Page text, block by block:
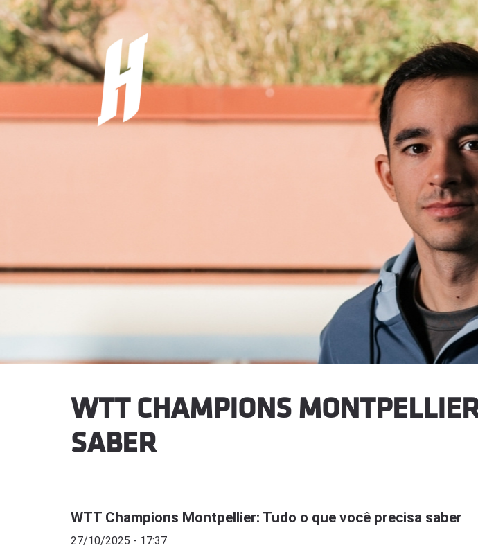
WTT CHAMPIONS
SABER
WTT Champions Montpellier: Tudo o que você precisa saber
27/10/2025 - 17:37